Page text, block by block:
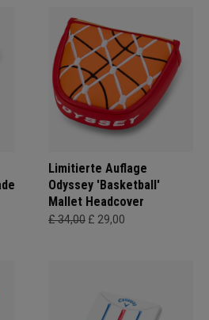
Limitierte Auflage
Odyssey 'Basketball'
Mallet Headcover
£ 34,00 £ 29,00